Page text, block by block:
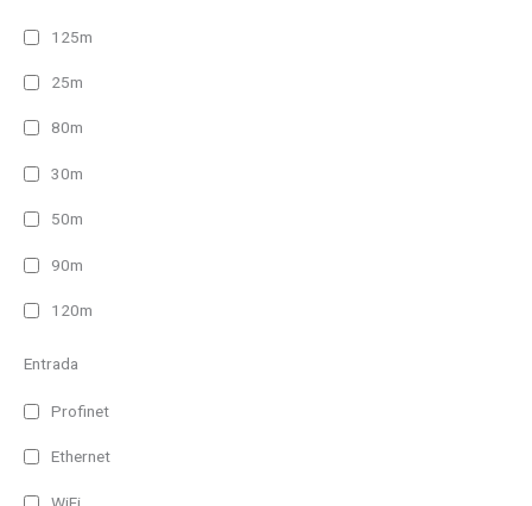
125m
25m
80m
30m
50m
90m
120m
Entrada
Profinet
Ethernet